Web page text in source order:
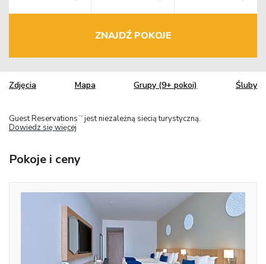
ZNAJDŹ POKOJE
Zdjęcia Mapa Grupy (9+ pokoi) Śluby
Guest Reservations TM jest niezależną siecią turystyczną.
Dowiedz się więcej
Pokoje i ceny